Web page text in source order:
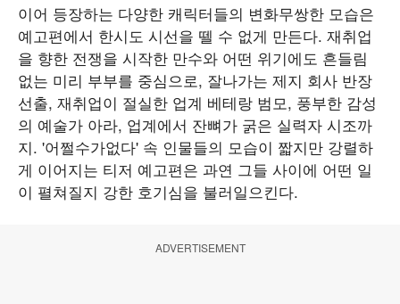
이어 등장하는 다양한 캐릭터들의 변화무쌍한 모습은
예고편에서 한시도 시선을 뗄 수 없게 만든다. 재취업
을 향한 전쟁을 시작한 만수와 어떤 위기에도 흔들림
없는 미리 부부를 중심으로, 잘나가는 제지 회사 반장
선출, 재취업이 절실한 업계 베테랑 범모, 풍부한 감성
의 예술가 아라, 업계에서 잔뼈가 굵은 실력자 시조까
지. '어쩔수가없다' 속 인물들의 모습이 짧지만 강렬하
게 이어지는 티저 예고편은 과연 그들 사이에 어떤 일
이 펼쳐질지 강한 호기심을 불러일으킨다.
ADVERTISEMENT